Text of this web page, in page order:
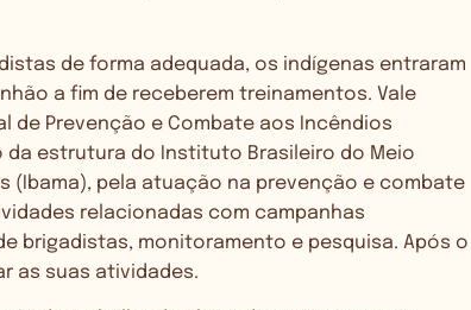
de forma adequada, os indígenas entraram
a fim de receberem treinamentos. Vale
de Prevenção e Combate aos Incêndios
estrutura do Instituto Brasileiro do Meio
(Ibama), pela atuação na prevenção e combate
relacionadas com campanhas
brigadistas, monitoramento e pesquisa. Após o
as suas atividades.